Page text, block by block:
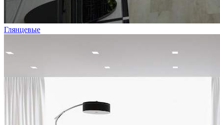
Глянцевые